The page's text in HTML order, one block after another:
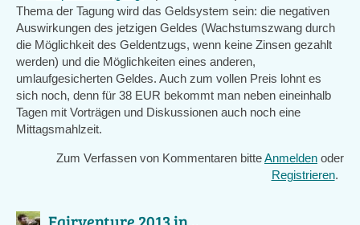
is
external)
Thema der Tagung wird das Geldsystem sein: die negativen
Auswirkungen des jetzigen Geldes (Wachstumszwang durch
die Möglichkeit des Geldentzugs, wenn keine Zinsen gezahlt
werden) und die Möglichkeiten eines anderen,
umlaufgesicherten Geldes. Auch zum vollen Preis lohnt es
sich noch, denn für 38 EUR bekommt man neben eineinhalb
Tagen mit Vorträgen und Diskussionen auch noch eine
Mittagsmahlzeit.
Zum Verfassen von Kommentaren bitteAnmelden oder
Registrieren.